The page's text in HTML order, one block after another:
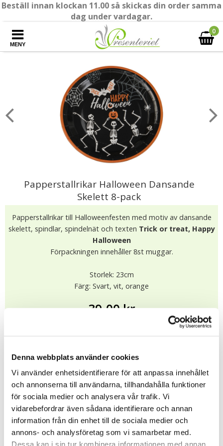
Denna webbplats använder cookies
Vi använder enhetsidentifierare för att anpassa innehållet
och annonserna till användarna, tillhandahålla funktioner
för sociala medier och analysera vår trafik. Vi
vidarebefordrar även sådana identifierare och annan
information från din enhet till de sociala medier och
annons- och analysföretag som vi samarbetar med.
Dessa kan i sin tur kombinera informationen med annan
Beställ innan klockan 11.00 så skickas din order samma
dag under vardagar.
MENY
0
Papperstallrikar Halloween Dansande
Skelett 8-pack
Papperstallrikar till Halloweenfesten med motiv av dansande
skelett, spindlar, spindelnät och texten Trick or treat, Happy
Halloween
Förpackningen innehåller 8st muggar.
Storlek: 23cm
Färg: Svart, vit, orange
39.00 kr
★★★★★
12107
Tipsa
Upptäck mer